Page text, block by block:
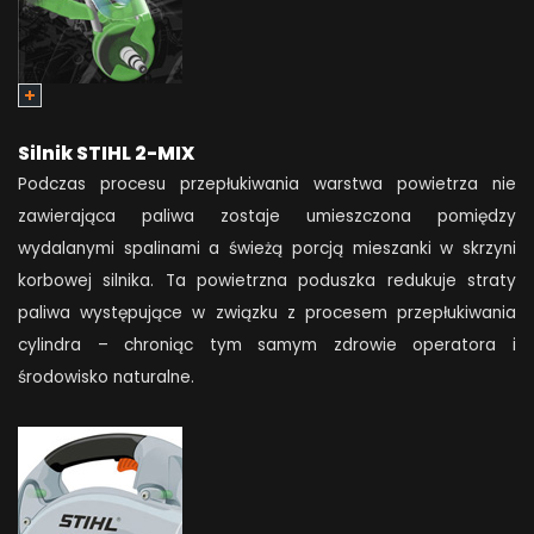
Silnik STIHL 2-MIX
Podczas procesu przepłukiwania warstwa powietrza nie
zawierająca paliwa zostaje umieszczona pomiędzy
wydalanymi spalinami a świeżą porcją mieszanki w skrzyni
korbowej silnika. Ta powietrzna poduszka redukuje straty
paliwa występujące w związku z procesem przepłukiwania
cylindra – chroniąc tym samym zdrowie operatora i
środowisko naturalne.